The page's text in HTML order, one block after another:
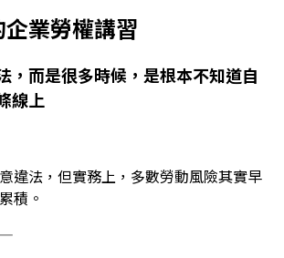
業勞權講習
，而是很多時候，是根本不知道自
線上
違法，但實務上，多數勞動風險其實早
積。